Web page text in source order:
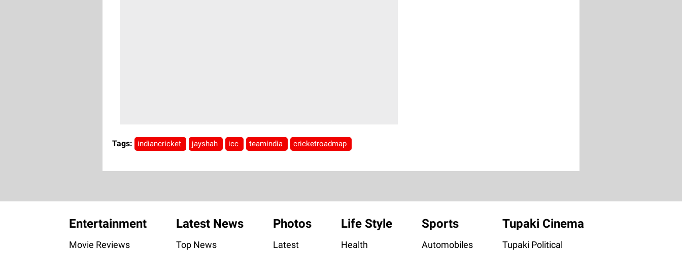
Tags: indiancricket jayshah icc teamindia cricketroadmap
Entertainment
Movie Reviews
Latest News
Top News
Photos
Latest
Life Style
Health
Sports
Automobiles
Tupaki Cinema
Tupaki Political